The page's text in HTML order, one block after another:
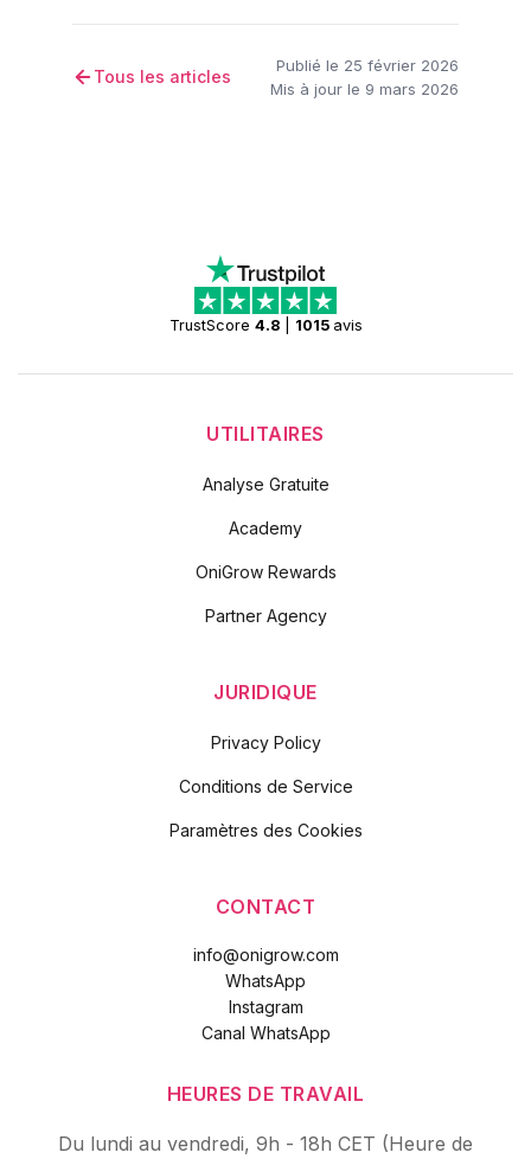
Tous les articles
Publié le 25 février 2026
Mis à jour le 9 mars 2026
TrustScore 4.8 1015 avis
UTILITAIRES
Analyse Gratuite
Academy
OniGrow Rewards
Partner Agency
JURIDIQUE
Privacy Policy
Conditions de Service
Paramètres des Cookies
CONTACT
info@onigrow.com
WhatsApp
Instagram
Canal WhatsApp
HEURES DE TRAVAIL
Du lundi au vendredi, 9h - 18h CET (Heure de